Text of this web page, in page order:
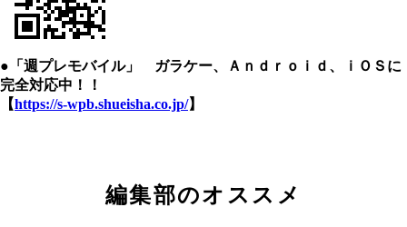
●「週プレモバイル」 ガラケー、Ａｎｄｒｏｉｄ、ｉＯＳに
完全対応中！！
【https://s-wpb.shueisha.co.jp/】
編集部のオススメ